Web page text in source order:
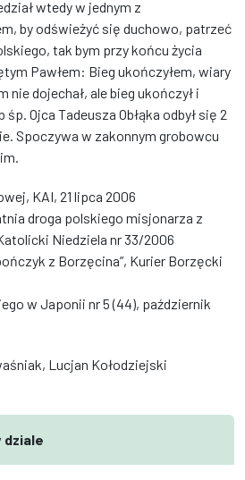
wtedy w jednym z
by odświeżyć się duchowo, patrzeć
tak bym przy końcu życia
Pawłem: Bieg ukończyłem, wiary
nie dojechał, ale bieg ukończył i
Ojca Tadeusza Obłąka odbył się 2
Spoczywa w zakonnym grobowcu
KAI, 21 lipca 2006
droga polskiego misjonarza z
Niedziela nr 33/2006
z Borzęcina”, Kurier Borzęcki
w Japonii nr 5 (44), październik
Lucjan Kołodziejski
dziale